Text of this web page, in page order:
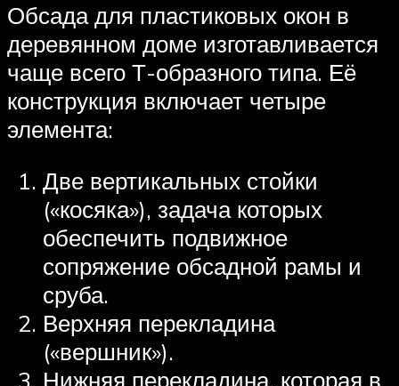
Обсада для пластиковых окон в
деревянном доме изготавливается
чаще всего Т-образного типа. Её
конструкция включает четыре
элемента:
Две вертикальных стойки
(«косяка»), задача которых
обеспечить подвижное
сопряжение обсадной рамы и
сруба.
Верхняя перекладина
(«вершник»).
Нижняя перекладина, которая в